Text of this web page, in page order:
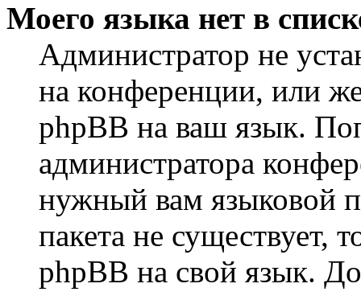
Моего языка нет в
Администратор не
на конференции, или
phpBB на ваш язык.
администратора
нужный вам языковой
пакета не существует,
phpBB на свой язык.